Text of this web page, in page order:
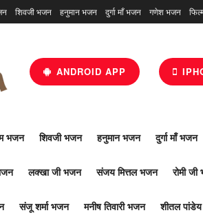
शिवजी भजन हनुमान भजन दुर्गा माँ भजन गणेश भजन
ANDROID APP
भजन शिवजी भजन हनुमान भजन दुर्गा माँ भजन
लक्खा जी भजन संजय मित्तल भजन रोमी
संजू शर्मा भजन मनीष तिवारी भजन शीतल